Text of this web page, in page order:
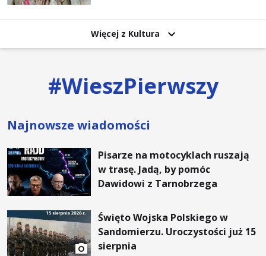
Więcej z Kultura
#WieszPierwszy
Najnowsze wiadomości
Pisarze na motocyklach ruszają
w trasę. Jadą, by pomóc
Dawidowi z Tarnobrzega
Święto Wojska Polskiego w
Sandomierzu. Uroczystości już 15
sierpnia